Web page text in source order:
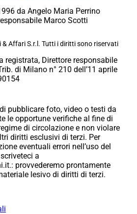
da Angelo Maria Perrino
Marco Scotti
Affari S.r.l. Tutti i diritti sono riservati
registrata, Direttore responsabile
di Milano n° 210 dell’11 aprile
pubblicare foto, video o testi da
le opportune verifiche al fine di
di circolazione e non violare
diritti esclusivi di terzi. Per
eventuali errori nell’uso del
a
provvederemo prontamente
lesivo di diritti di terzi.